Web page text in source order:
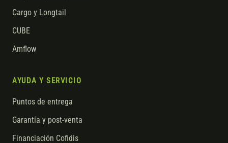
Cargo y Longtail
CUBE
Amflow
AYUDA Y SERVICIO
Puntos de entrega
Garantía y post-venta
Financiación Cofidis